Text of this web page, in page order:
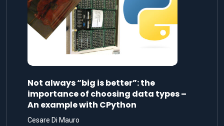
Not always “big is better”: the
importance of choosing data types –
An example with CPython
Cesare Di Mauro